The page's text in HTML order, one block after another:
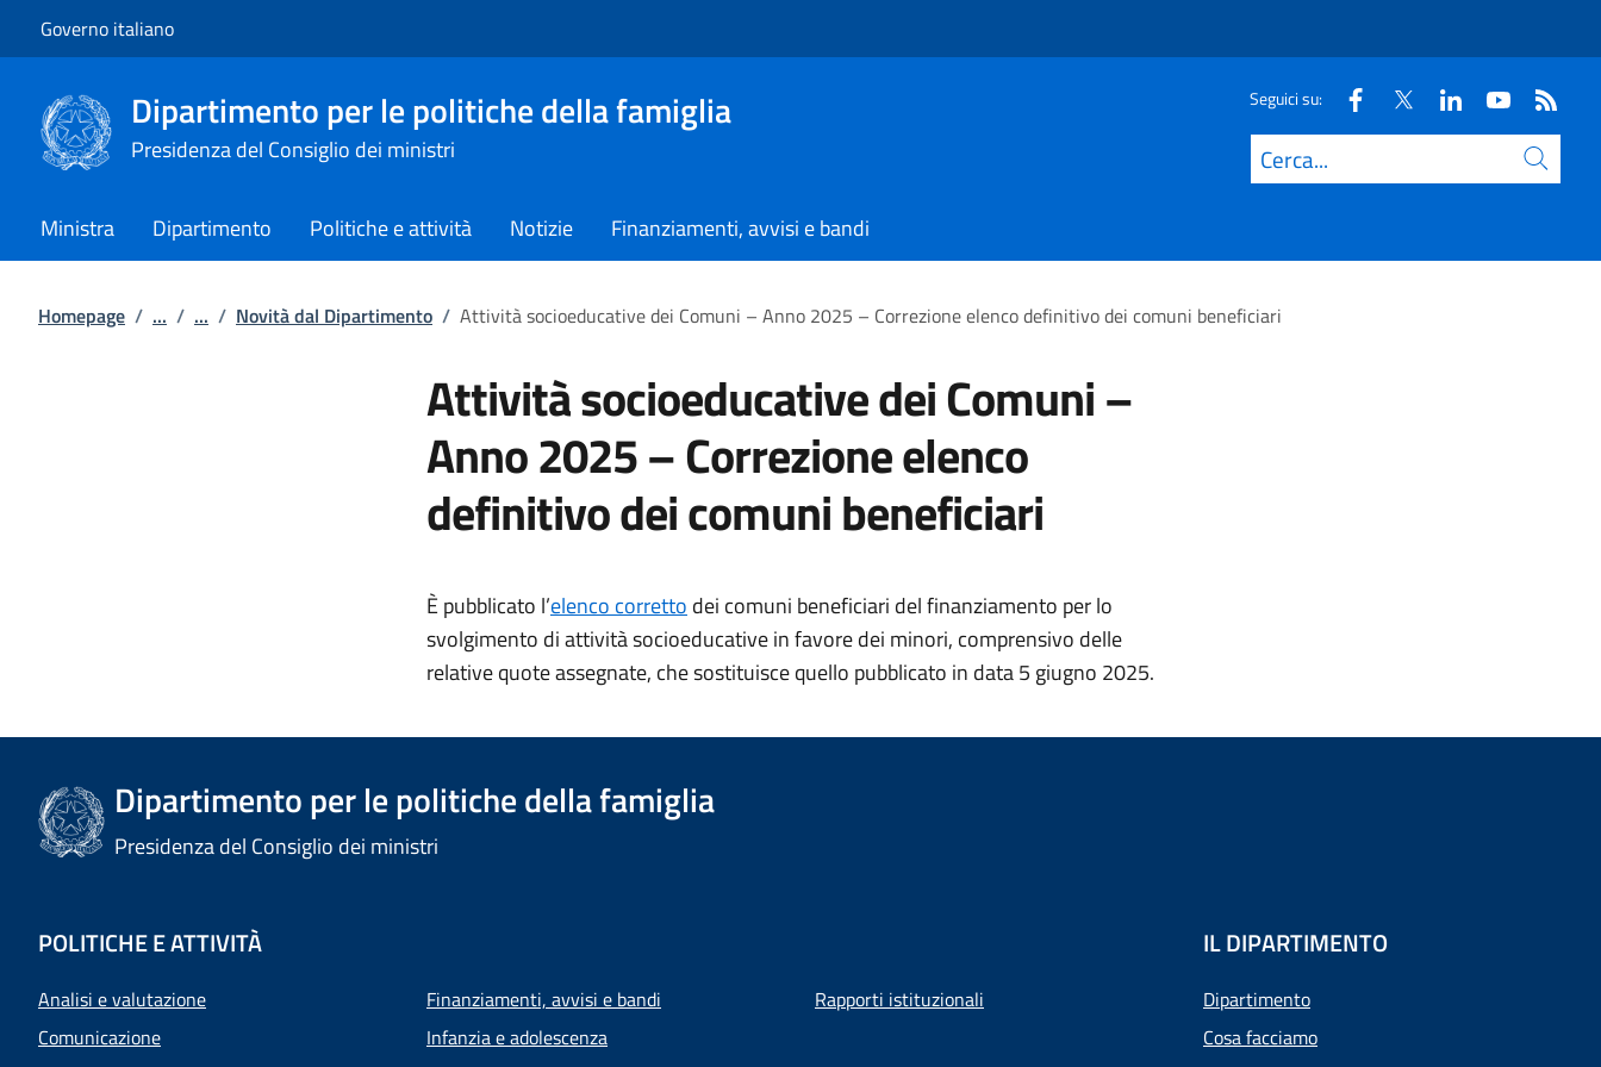
Governo italiano
Dipartimento per le politiche della famiglia
Presidenza del Consiglio dei ministri
Seguici su:
Cerca
Ministra Dipartimento Politiche e attività Notizie Finanziamenti, avvisi e bandi
Homepage / ... / ... / Novità dal Dipartimento / Attività socioeducative dei Comuni – Anno 2025 – Correzione elenco definitivo dei comuni beneficiari
Attività socioeducative dei Comuni –
Anno 2025 – Correzione elenco
definitivo dei comuni beneficiari
È pubblicato l’elenco corretto dei comuni beneficiari del finanziamento per lo
svolgimento di attività socioeducative in favore dei minori, comprensivo delle
relative quote assegnate, che sostituisce quello pubblicato in data 5 giugno 2025.
Dipartimento per le politiche della famiglia
Presidenza del Consiglio dei ministri
POLITICHE E ATTIVITÀ
Analisi e valutazione
Comunicazione
Finanziamenti, avvisi e bandi
Infanzia e adolescenza
Rapporti istituzionali
IL DIPARTIMENTO
Dipartimento
Cosa facciamo